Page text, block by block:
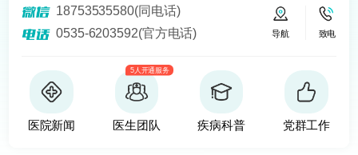
院。熟悉皮肤病科常见病、多发病、疑难病的诊治，尤
其擅长光化学疗法、窄波紫外线、308准分子激光以及外
移植治疗白癜风，包括自体表皮移植、微小皮片移植、
自体培养黑素细胞移植等。
18753535580(同电话)
0535-6203592(官方电话)
导航 致电
医院新闻
5人开通服务
医生团队 疾病科普 党群工作